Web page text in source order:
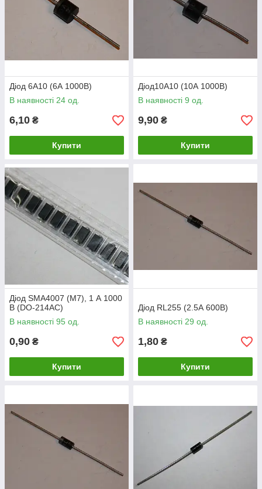
Діод 6A10 (6А 1000В)
В наявності 24 од.
6,10 ₴
Купити
Діод10A10 (10А 1000В)
В наявності 9 од.
9,90 ₴
Купити
Діод SMA4007 (M7), 1 А 1000
В (DO-214AC)
В наявності 95 од.
0,90 ₴
Купити
Діод RL255 (2.5А 600В)
В наявності 29 од.
1,80 ₴
Купити